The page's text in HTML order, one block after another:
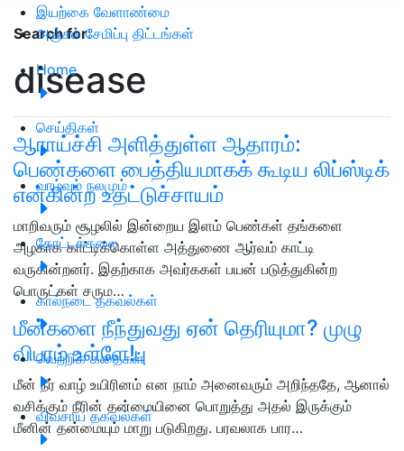
இயற்கை வேளாண்மை
அஞ்சல் சேமிப்பு திட்டங்கள்
Home
செய்திகள்
வாழ்வும் நலமும்
தோட்டக்கலை
கால்நடை தகவல்கள்
வெற்றிக் கதைகள்
விவசாய தகவல்கள்
Search for:
disease
ஆராய்ச்சி அளித்துள்ள ஆதாரம்:
பெண்களை பைத்தியமாகக் கூடிய லிப்ஸ்டிக்
என்கின்ற உதட்டுச்சாயம்
மாறிவரும் சூழலில் இன்றைய இளம் பெண்கள் தங்களை
அழகாக காட்டிக்கொள்ள அத்துணை ஆர்வம் காட்டி
வருகின்றனர். இதற்காக அவர்ககள் பயன் படுத்துகின்ற
பொருட்கள் சரும…
மீன்களை நீந்துவது ஏன் தெரியுமா? முழு
விபரம் உள்ளே!பு
மீன் நீர் வாழ் உயிரினம் என நாம் அனைவரும் அறிந்ததே, ஆனால்
வசிக்கும் நீரின் தன்மையினை பொறுத்து அதல் இருக்கும்
மீனின் தன்மையும் மாறு படுகிறது. பரவலாக பார…